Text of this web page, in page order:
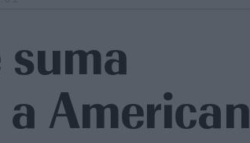
American